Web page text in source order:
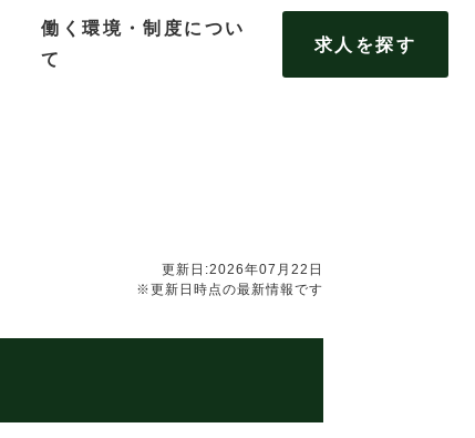
働く環境・制度につい
て
求人を探す
更新日:2026年07月22日
※更新日時点の最新情報です